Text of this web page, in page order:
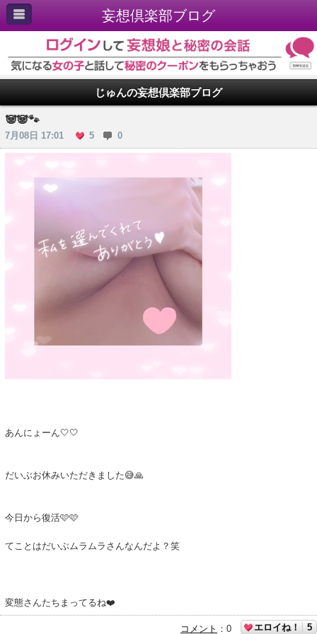
妄想倶楽部ブログ
じゅんの妄想倶楽部ブログ
🐼🐼🐾
7月08日 17:01 5 0
あんにょーん🤍‎🤍
だいぶお休みいただきました😅🙏
今日から復活🩷🩷
てことはだいぶムラムラさんなんだよ？笑
変態さんたちまってるね❤️
コメント ： 0 エロイね！ 5